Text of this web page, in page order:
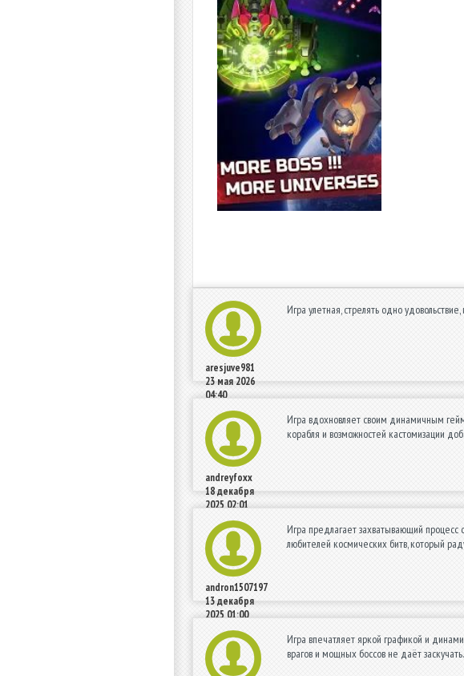
aresjuve981
23 мая 2026
04:40
Игра улетная, стрелять одно
andreyfoxx
18 декабря
2025 02:01
Игра вдохновляет своим динамичным
корабля и возможностей кастомизации
andron1507197
13 декабря
2025 01:00
Игра предлагает захватывающий процесс
любителей космических битв, который
Игра впечатляет яркой графикой и
врагов и мощных боссов не даёт